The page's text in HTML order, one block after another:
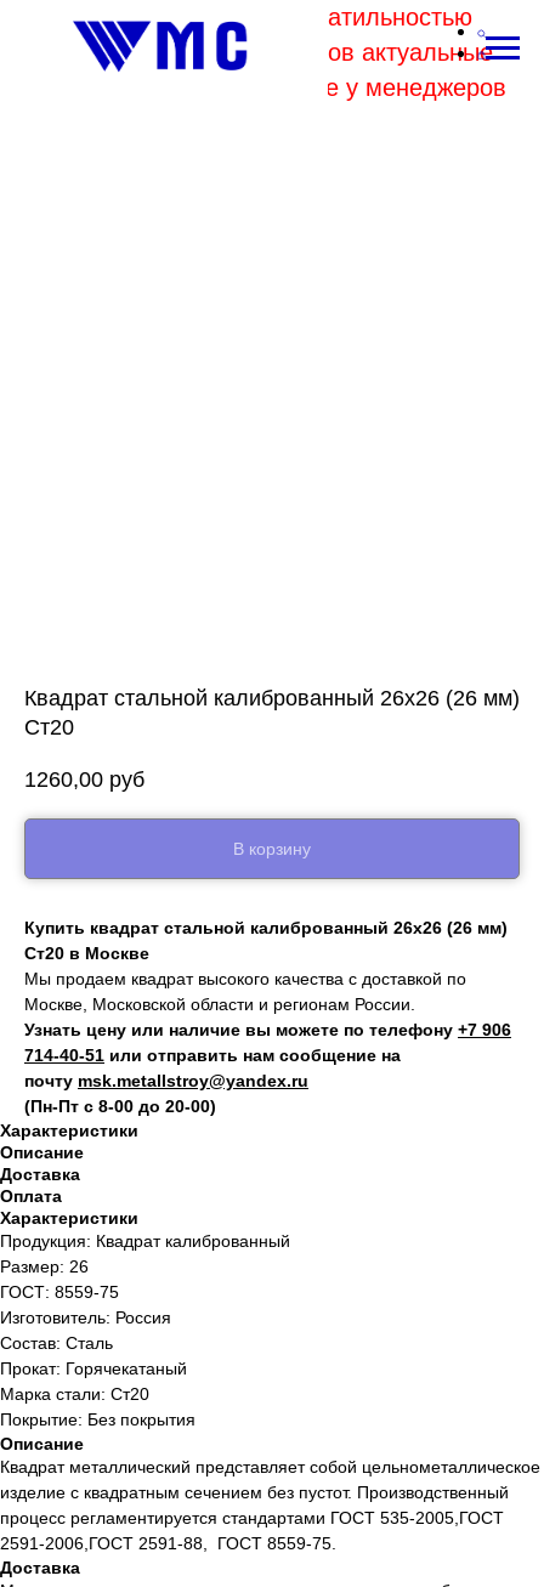
В связи с высокой волатильностью
отпускных цен комбинатов актуальные
цены на металл уточняйте у менеджеров
Квадрат стальной калиброванный 26х26 (26 мм)
Ст20
1260,00 руб
В корзину
Купить квадрат стальной калиброванный 26х26 (26 мм)
Ст20 в Москве
Мы продаем квадрат высокого качества с доставкой по
Москве, Московской области и регионам России.
Узнать цену или наличие вы можете по телефону +7 906
714‑40-51 или отправить нам сообщение на
почту msk.metallstroy@yandex.ru
(Пн-Пт с 8-00 до 20-00)
Характеристики
Описание
Доставка
Оплата
Характеристики
Продукция: Квадрат калиброванный
Размер: 26
ГОСТ: 8559-75
Изготовитель: Россия
Состав: Сталь
Прокат: Горячекатаный
Марка стали: Ст20
Покрытие: Без покрытия
Описание
Квадрат металлический представляет собой цельнометаллическое
изделие с квадратным сечением без пустот. Производственный
процесс регламентируется стандартами ГОСТ 535-2005,ГОСТ
2591-2006,ГОСТ 2591-88, ГОСТ 8559-75.
Доставка